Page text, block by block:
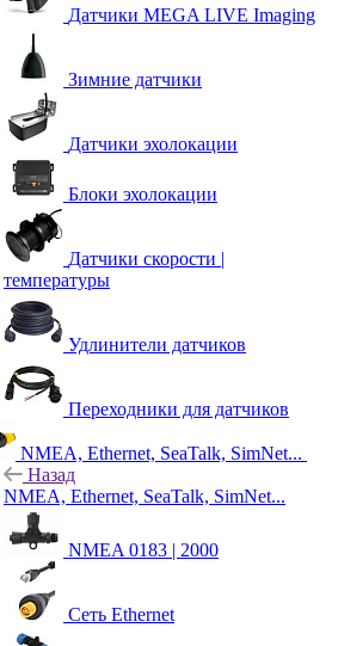
Датчики MEGA LIVE Imaging
Зимние датчики
Датчики эхолокации
Блоки эхолокации
Датчики скорости |
температуры
Удлинители датчиков
Переходники для датчиков
NMEA, Ethernet, SeaTalk, SimNet...
Назад
NMEA, Ethernet, SeaTalk, SimNet...
NMEA 0183 | 2000
Сеть Ethernet